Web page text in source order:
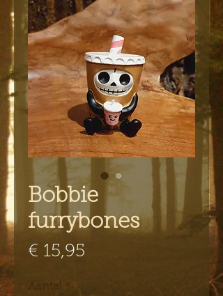
Bobbie
furrybones
€ 15,95
Aantal *